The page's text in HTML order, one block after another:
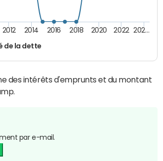
de la dette
2012 2014 2016 2018 2020 2022 202…
des intérêts d'emprunts et du montant
par e-mail.